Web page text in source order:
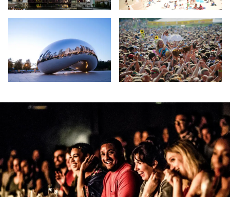
Visita guiada por la arquitectura de Chicago - Chicago
Playa de Oak Street - Costa